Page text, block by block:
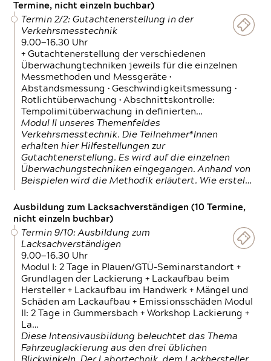
Termine, nicht einzeln buchbar)
Termin 2/2: Gutachtenerstellung in der
Verkehrsmesstechnik
9.00—16.30 Uhr
+ Gutachtenerstellung der verschiedenen
Überwachungtechniken jeweils für die einzelnen
Messmethoden und Messgeräte •
Abstandsmessung • Geschwindigkeitsmessung •
Rotlichtüberwachung • Abschnittskontrolle:
Tempolimitüberwachung in definierten…
Modul II unseres Themenfeldes
Verkehrsmesstechnik. Die Teilnehmer*Innen
erhalten hier Hilfestellungen zur
Gutachtenerstellung. Es wird auf die einzelnen
Überwachungstechniken eingegangen. Anhand von
Beispielen wird die Methodik erläutert. Wie erstel…
Ausbildung zum Lacksachverständigen (10 Termine,
nicht einzeln buchbar)
Termin 9/10: Ausbildung zum
Lacksachverständigen
9.00—16.30 Uhr
Modul I: 2 Tage in Plauen/GTÜ-Seminarstandort +
Grundlagen der Lackierung + Lackaufbau beim
Hersteller + Lackaufbau im Handwerk + Mängel und
Schäden am Lackaufbau + Emissionsschäden Modul
II: 2 Tage in Gummersbach + Workshop Lackierung +
La…
Diese Intensivausbildung beleuchtet das Thema
Fahrzeuglackierung aus den drei üblichen